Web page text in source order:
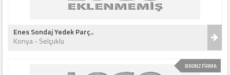
Enes Sondaj Yedek Parç..
Konya - Selçuklu
BRONZ FİRMA